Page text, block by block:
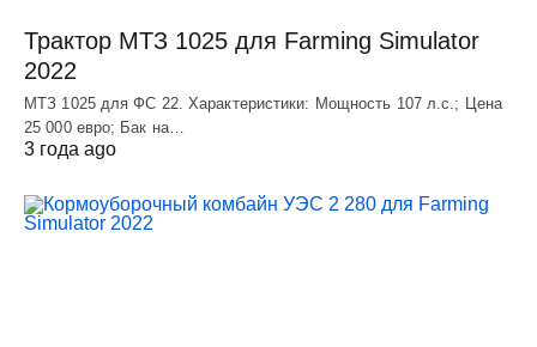
Трактор МТЗ 1025 для Farming Simulator
2022
МТЗ 1025 для ФС 22. Характеристики: Мощность 107 л.c.; Цена
25 000 евро; Бак на…
3 года ago